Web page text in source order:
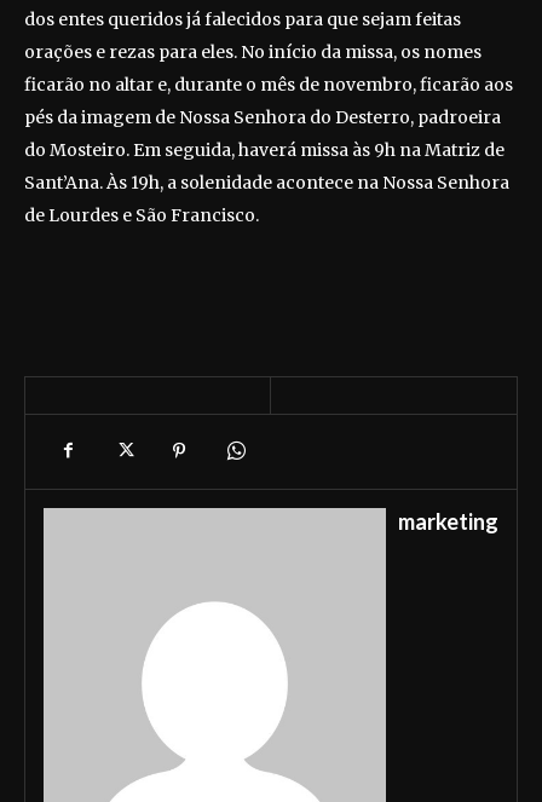
dos entes queridos já falecidos para que sejam feitas
orações e rezas para eles. No início da missa, os nomes
ficarão no altar e, durante o mês de novembro, ficarão aos
pés da imagem de Nossa Senhora do Desterro, padroeira
do Mosteiro. Em seguida, haverá missa às 9h na Matriz de
Sant’Ana. Às 19h, a solenidade acontece na Nossa Senhora
de Lourdes e São Francisco.
marketing